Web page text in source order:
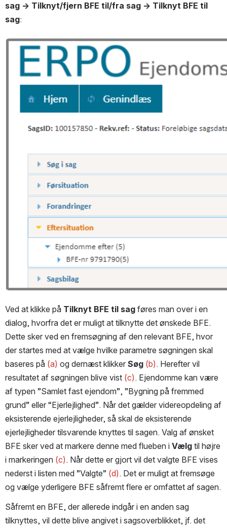
sag → Tilknyt/fjern BFE til/fra sag → Tilknyt BFE til
sag:
Open
Ved at klikke på Tilknyt BFE til sag føres man over i en
dialog, hvorfra det er muligt at tilknytte det ønskede BFE.
Dette sker ved en fremsøgning af den relevant BFE, hvor
der startes med at vælge hvilke parametre søgningen skal
baseres på (a) og dernæst klikker Søg (b) . Herefter vil
resultatet af søgningen blive vist (c) . Ejendomme kan være
af typen ”Samlet fast ejendom”, ”Bygning på fremmed
grund” eller “Ejerlejlighed”. Når det gælder videreopdeling af
eksisterende ejerlejligheder, så skal de eksisterende
ejerlejligheder tilsvarende knyttes til sagen. Valg af ønsket
BFE sker ved at markere denne med flueben i Vælg til højre
i markeringen (c) . Når dette er gjort vil det valgte BFE vises
nederst i listen med ”Valgte” (d) . Det er muligt at fremsøge
og vælge yderligere BFE såfremt flere er omfattet af sagen.
Såfremt en BFE, der allerede indgår i en anden sag
tilknyttes, vil dette blive angivet i sagsoverblikket, jf. det